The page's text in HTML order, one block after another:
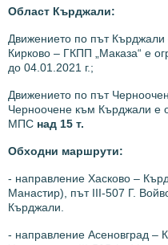
Област Кърджали:
Движението по път Кърджали
Кирково – ГКПП „Маказа“ е
до 04.01.2021 г.;
Движението по път
Черноочене към Кърджали е
МПС над 15 т.
Обходни маршрути:
- направление Хасково –
Манастир), път ІІІ-507 Г.
Кърджали.
- направление Асеновград –